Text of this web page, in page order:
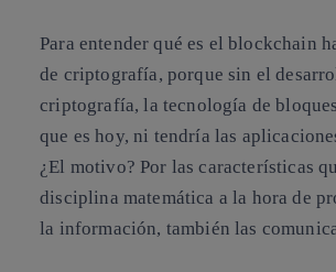
Para entenderqué es el blockchain
de criptografía, porque sin el
criptografía, la tecnología de
que es hoy, ni tendría las
¿El motivo? Por las características
disciplina matemática a la hora de
la información, también las